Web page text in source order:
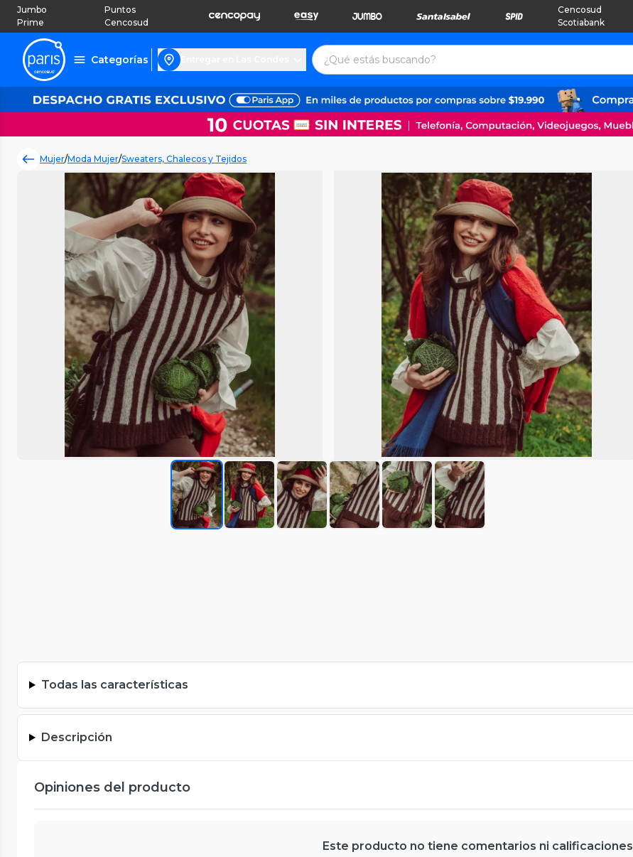
Jumbo
Prime
Puntos
Cencosud
Cencosud
Scotiabank
Categorías
Mujer/Moda Mujer/Sweaters, Chalecos y Tejidos
Todas las características
Descripción
Opiniones del producto
Este producto no tiene comentarios ni calificaciones